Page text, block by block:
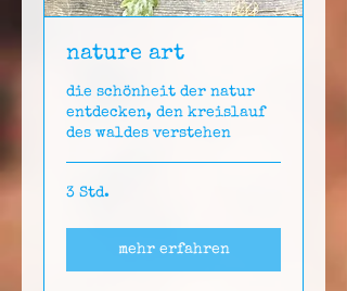
nature art
die schönheit der natur
entdecken, den kreislauf
des waldes verstehen
3 Std.
mehr erfahren